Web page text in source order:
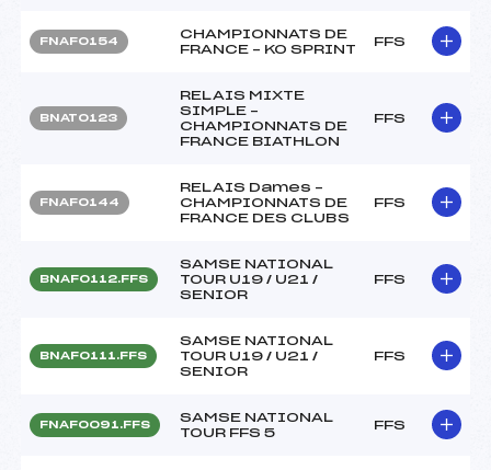
FNAF0154
CHAMPIONNATS DE
FRANCE – KO SPRINT
FFS
BNAT0123
RELAIS MIXTE
SIMPLE –
CHAMPIONNATS DE
FRANCE BIATHLON
FFS
FNAF0144
RELAIS Dames –
CHAMPIONNATS DE
FRANCE DES CLUBS
FFS
BNAF0112.FFS
SAMSE NATIONAL
TOUR U19 / U21 /
SENIOR
FFS
BNAF0111.FFS
SAMSE NATIONAL
TOUR U19 / U21 /
SENIOR
FFS
FNAF0091.FFS
SAMSE NATIONAL
TOUR FFS 5
FFS